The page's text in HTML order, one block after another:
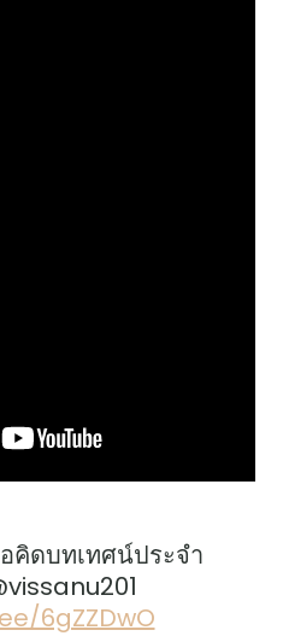
คิดบทเทศน์ประจำ
6gZZDwO